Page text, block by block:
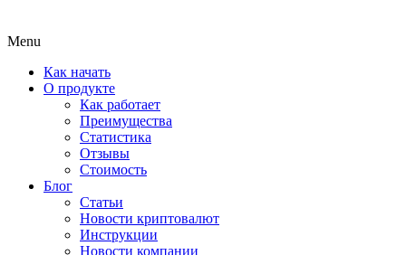
Menu
Как начать
О продукте
Как работает
Преимущества
Статистика
Отзывы
Стоимость
Блог
Статьи
Новости криптовалют
Инструкции
Новости компании